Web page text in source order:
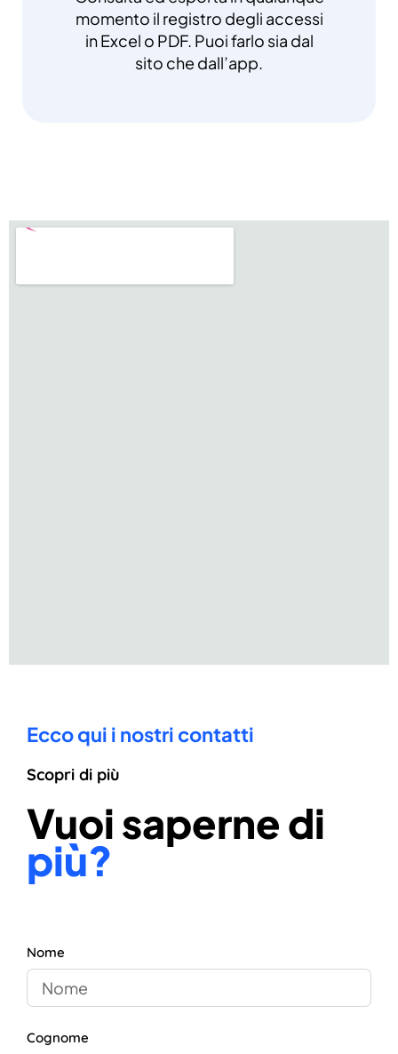
momento il registro degli accessi
in Excel o PDF. Puoi farlo sia dal
sito che dall’app.
Ecco qui i nostri contatti
Scopri di più
Vuoi saperne di
più?
Nome
Cognome